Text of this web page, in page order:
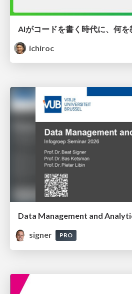
ichiroc
Data Management and
signer
PRO